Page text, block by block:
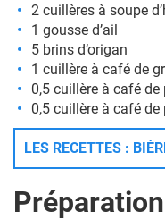
2 cuillères à soupe
1 gousse d’ail
5 brins d’origan
1 cuillère à café de
0,5 cuillère à café
0,5 cuillère à café de
LES RECETTES :
Préparation